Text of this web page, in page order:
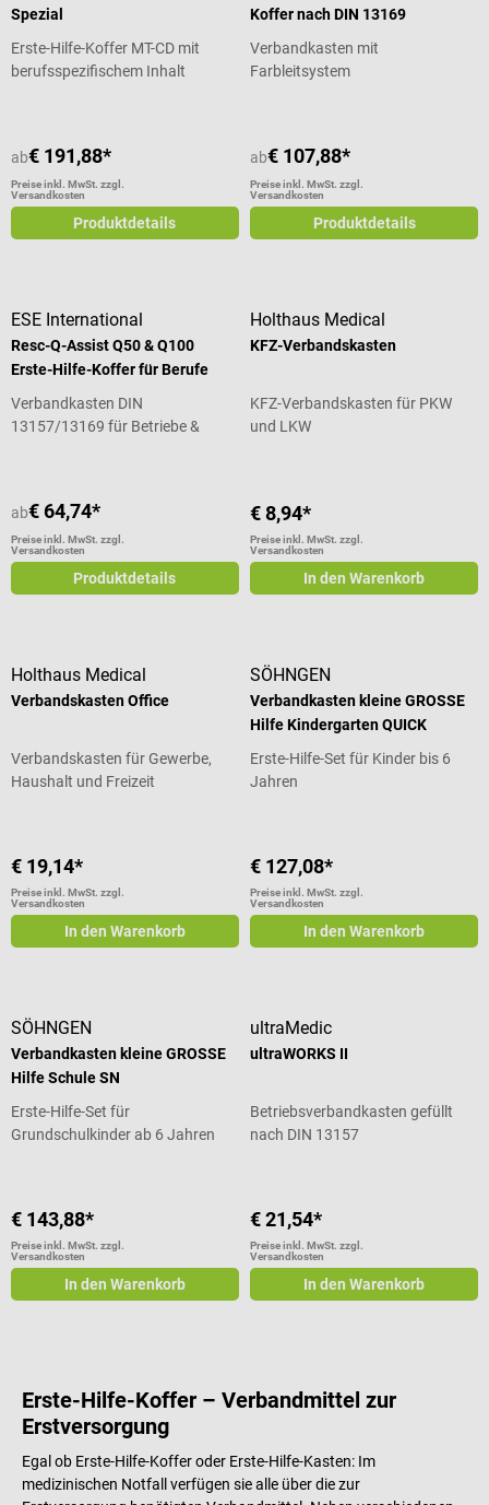
Spezial
Erste-Hilfe-Koffer MT-CD mit
berufsspezifischem Inhalt
ab€ 191,88*
Preise inkl. MwSt. zzgl.
Versandkosten
Produktdetails
Koffer nach DIN 13169
Verbandkasten mit
Farbleitsystem
ab€ 107,88*
Preise inkl. MwSt. zzgl.
Versandkosten
Produktdetails
ESE International
Resc-Q-Assist Q50 & Q100
Erste-Hilfe-Koffer für Berufe
Verbandkasten DIN
13157/13169 für Betriebe &
ab€ 64,74*
Preise inkl. MwSt. zzgl.
Versandkosten
Produktdetails
Holthaus Medical
KFZ-Verbandskasten
KFZ-Verbandskasten für PKW
und LKW
€ 8,94*
Preise inkl. MwSt. zzgl.
Versandkosten
In den Warenkorb
Holthaus Medical
Verbandskasten Office
Verbandskasten für Gewerbe,
Haushalt und Freizeit
€ 19,14*
Preise inkl. MwSt. zzgl.
Versandkosten
In den Warenkorb
SÖHNGEN
Verbandkasten kleine GROSSE
Hilfe Kindergarten QUICK
Erste-Hilfe-Set für Kinder bis 6
Jahren
€ 127,08*
Preise inkl. MwSt. zzgl.
Versandkosten
In den Warenkorb
SÖHNGEN
Verbandkasten kleine GROSSE
Hilfe Schule SN
Erste-Hilfe-Set für
Grundschulkinder ab 6 Jahren
€ 143,88*
Preise inkl. MwSt. zzgl.
Versandkosten
In den Warenkorb
ultraMedic
ultraWORKS II
Betriebsverbandkasten gefüllt
nach DIN 13157
€ 21,54*
Preise inkl. MwSt. zzgl.
Versandkosten
In den Warenkorb
Erste-Hilfe-Koffer – Verbandmittel zur
Erstversorgung
Egal ob Erste-Hilfe-Koffer oder Erste-Hilfe-Kasten: Im
medizinischen Notfall verfügen sie alle über die zur